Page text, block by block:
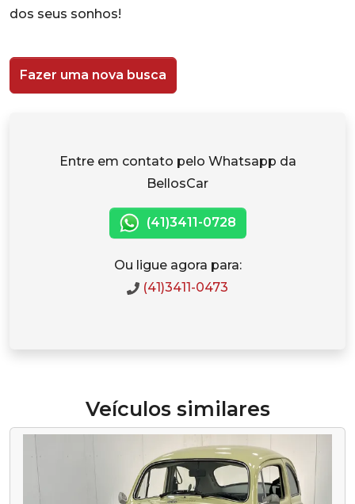
dos seus sonhos!
Fazer uma nova busca
Entre em contato pelo Whatsapp da
BellosCar
(41)3411-0728
Ou ligue agora para:
(41)3411-0473
Veículos similares